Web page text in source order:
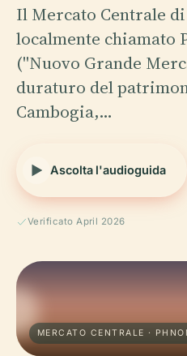
Il Mercato Centrale di
localmente chiamato
("Nuovo Grande
duraturo del
Cambogia,…
Ascolta l'audioguida
Verificato April 2026
MERCATO CENTRALE ·